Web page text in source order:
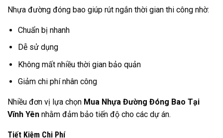
Nhựa đường đóng bao giúp rút ngắn thời gian thi công nhờ:
Chuẩn bị nhanh
Dễ sử dụng
Không mất nhiều thời gian bảo quản
Giảm chi phí nhân công
Nhiều đơn vị lựa chọn Mua Nhựa Đường Đóng Bao Tại
Vĩnh Yên nhằm đảm bảo tiến độ cho các dự án.
Tiết Kiệm Chi Phí